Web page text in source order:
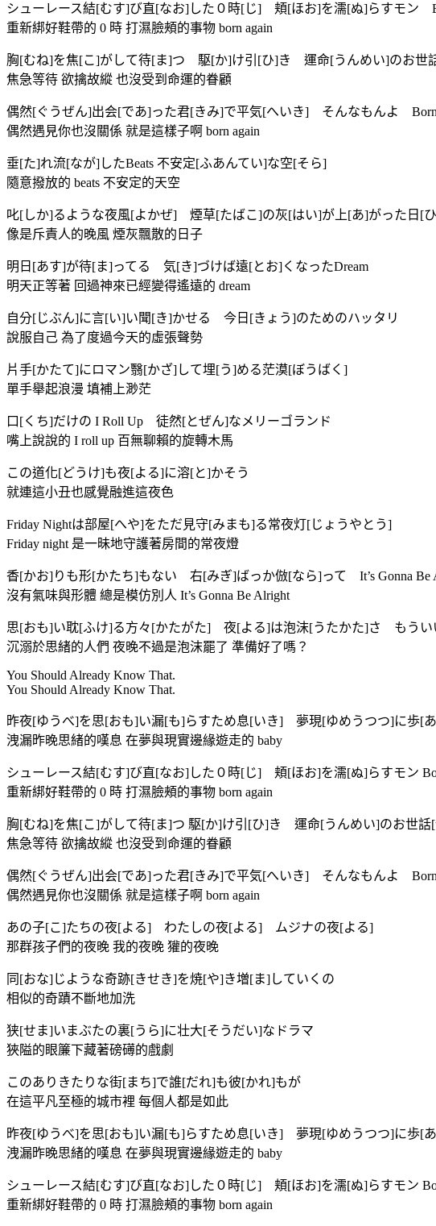
シューレース結[むす]び直[なお]した０時[じ] 頬[ほお]を濡[ぬ]らすモン
重新綁好鞋帶的 0 時 打濕臉頰的事物 born again
胸[むね]を焦[こ]がして待[ま]つ 駆[か]け引[ひ]き 運命[うんめい]のお世
焦急等待 欲擒故縱 也沒受到命運的眷顧
偶然[ぐうぜん]出会[であ]った君[きみ]で平気[へいき] そんなもんよ Born
偶然遇見你也沒關係 就是這樣子啊 born again
垂[た]れ流[なが]したBeats 不安定[ふあんてい]な空[そら]
隨意撥放的 beats 不安定的天空
叱[しか]るような夜風[よかぜ] 煙草[たばこ]の灰[はい]が上[あ]がった日[
像是斥責人的晚風 煙灰飄散的日子
明日[あす]が待[ま]ってる 気[き]づけば遠[とお]くなったDream
明天正等著 回過神來已經變得遙遠的 dream
自分[じぶん]に言[い]い聞[き]かせる 今日[きょう]のためのハッタリ
說服自己 為了度過今天的虛張聲勢
片手[かたて]にロマン翳[かざ]して埋[う]める茫漠[ぼうばく]
單手舉起浪漫 填補上渺茫
口[くち]だけの I Roll Up 徒然[とぜん]なメリーゴランド
嘴上說說的 I roll up 百無聊賴的旋轉木馬
この道化[どうけ]も夜[よる]に溶[と]かそう
就連這小丑也感覺融進這夜色
Friday Nightは部屋[へや]をただ見守[みまも]る常夜灯[じょうやとう]
Friday night 是一昧地守護著房間的常夜燈
香[かお]りも形[かたち]もない 右[みぎ]ばっか倣[なら]って It’s Gonna Be
沒有氣味與形體 總是模仿別人 It’s Gonna Be Alright
思[おも]い耽[ふけ]る方々[かたがた] 夜[よる]は泡沫[うたかた]さ もうい
沉溺於思緒的人們 夜晚不過是泡沫罷了 準備好了嗎？
You Should Already Know That.
You Should Already Know That.
昨夜[ゆうべ]を思[おも]い漏[も]らすため息[いき] 夢現[ゆめうつつ]に歩[
洩漏昨晚思緒的嘆息 在夢與現實邊緣遊走的 baby
シューレース結[むす]び直[なお]した０時[じ] 頬[ほお]を濡[ぬ]らすモン
重新綁好鞋帶的 0 時 打濕臉頰的事物 born again
胸[むね]を焦[こ]がして待[ま]つ 駆[か]け引[ひ]き 運命[うんめい]のお世話
焦急等待 欲擒故縱 也沒受到命運的眷顧
偶然[ぐうぜん]出会[であ]った君[きみ]で平気[へいき] そんなもんよ Born
偶然遇見你也沒關係 就是這樣子啊 born again
あの子[こ]たちの夜[よる] わたしの夜[よる] ムジナの夜[よる]
那群孩子們的夜晚 我的夜晚 獾的夜晚
同[おな]じような奇跡[きせき]を焼[や]き増[ま]していくの
相似的奇蹟不斷地加洗
狭[せま]いまぶたの裏[うら]に壮大[そうだい]なドラマ
狹隘的眼簾下藏著磅礡的戲劇
このありきたりな街[まち]で誰[だれ]も彼[かれ]もが
在這平凡至極的城市裡 每個人都是如此
昨夜[ゆうべ]を思[おも]い漏[も]らすため息[いき] 夢現[ゆめうつつ]に歩[
洩漏昨晚思緒的嘆息 在夢與現實邊緣遊走的 baby
シューレース結[むす]び直[なお]した０時[じ] 頬[ほお]を濡[ぬ]らすモン
重新綁好鞋帶的 0 時 打濕臉頰的事物 born again